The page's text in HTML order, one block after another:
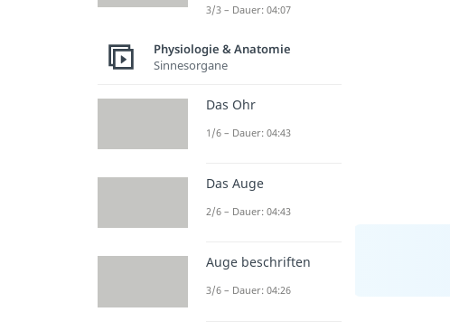
3/3 – Dauer: 04:07
Physiologie & Anatomie
Sinnesorgane
Das Ohr
1/6 – Dauer: 04:43
Das Auge
2/6 – Dauer: 04:43
Auge beschriften
3/6 – Dauer: 04:26